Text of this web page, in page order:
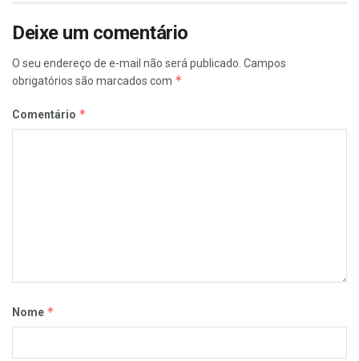
Deixe um comentário
O seu endereço de e-mail não será publicado. Campos
obrigatórios são marcados com *
Comentário *
Nome *